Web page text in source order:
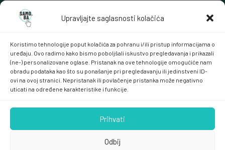
Upravljajte saglasnosti kolačića
Koristimo tehnologije poput kolačića za pohranu i/ili pristup informacijama o
uređaju. Ovo radimo kako bismo poboljšali iskustvo pregledavanja i prikazali
(ne-) personalizovane oglase. Pristanak na ove tehnologije omogućiće nam
obradu podataka kao što su ponašanje pri pregledavanju ili jedinstveni ID-
ovi na ovoj stranici. Nepristanak ili povlačenje pristanka može negativno
uticati na određene karakteristike i funkcije.
Prihvati
Odbij
Samo.ba MARKETING